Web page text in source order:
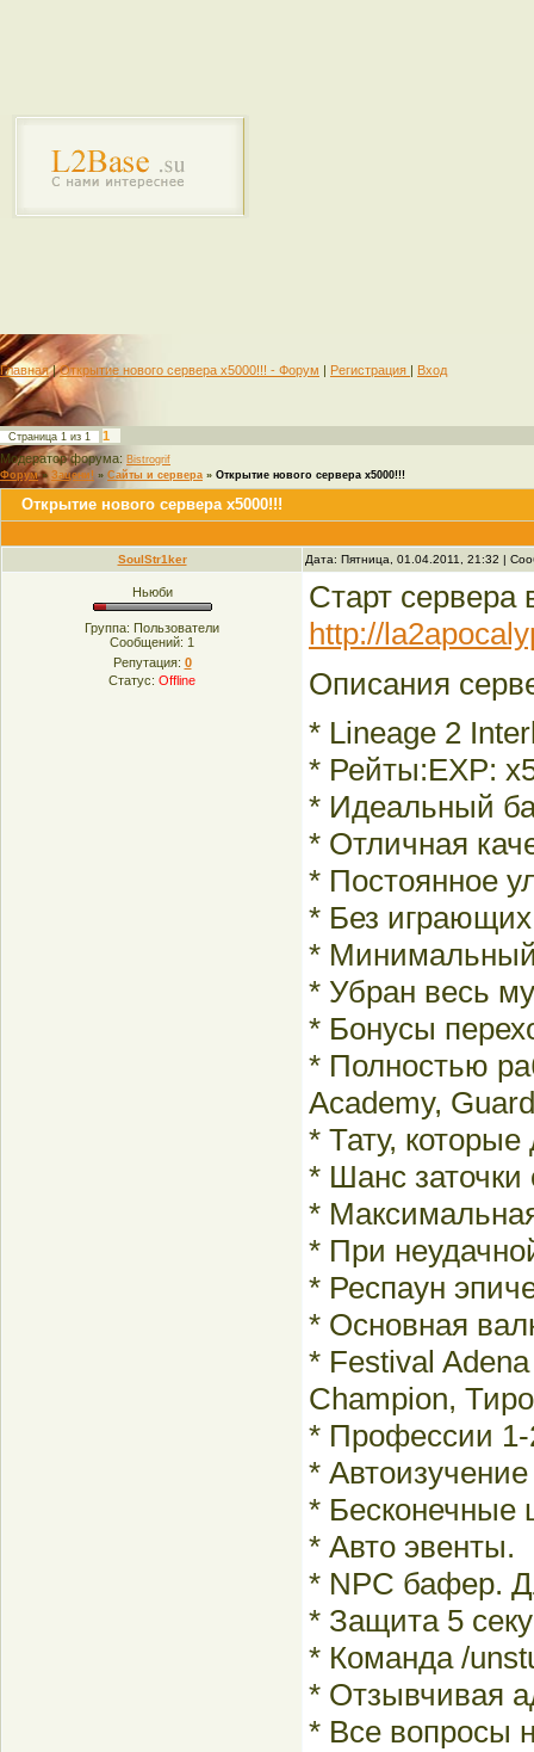
Главная|Открытие нового сервера х5000!!! - Форум | Регистрация | Вход
Страница 1 из 1
1
Модератор форума: Bistrogrif
Форум » Зацени! » Сайты и сервера » Открытие нового сервера х5000!!!
Открытие нового сервера х5000!!!
SoulStr1ker Дата: Пятница, 01.04.2011, 21:32 |
Ньюби
Группа: Пользователи
Сообщений: 1
Репутация: 0
Статус: Offline
Старт сервера
http://
Описания
* Lineage 2
* Рейты:EXP:
* Идеальный
* Отличная
* Постоянное
* Без
* Минимальный
* Убран весь
* Бонусы
* Полностью
Academy,
* Тату,
* Шанс
*
* При
* Респаун
* Основная
* Festival
Champion,
* Профессии 1-
*
* Бесконечные
* Авто эвенты.
* NPC бафер.
* Защита 5
* Команда /
* Отзывчивая
* Все вопросы